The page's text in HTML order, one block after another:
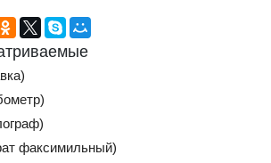
факсимильный)